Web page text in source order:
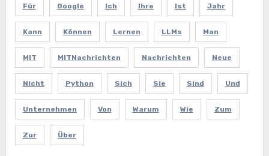
Für Google Ich Ihre Ist Jahr
Kann Können Lernen LLMs Man
MIT MITNachrichten Nachrichten Neue
Nicht Python Sich Sie Sind Und
Unternehmen Von Warum Wie Zum
Zur Über